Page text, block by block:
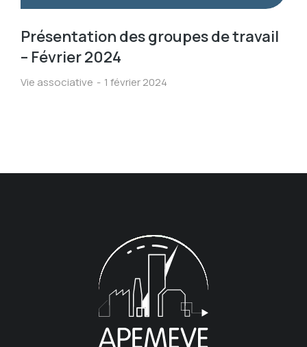
Présentation des groupes de travail
– Février 2024
Vie associative 1 février 2024